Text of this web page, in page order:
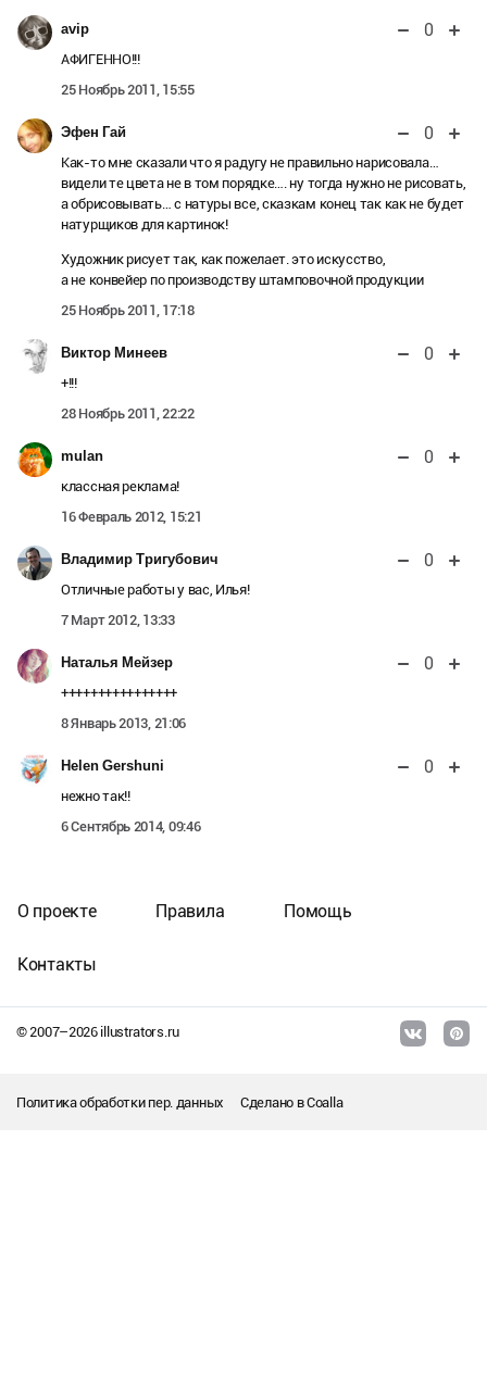
avip 0
АФИГЕННО!!!
25 Ноябрь 2011, 15:55
Эфен Гай 0
Как-то мне сказали что я радугу не правильно нарисовала…
видели те цвета не в том порядке…. ну тогда нужно не рисовать,
а обрисовывать… с натуры все, сказкам конец так как не будет
натурщиков для картинок!
Художник рисует так, как пожелает. это искусство,
а не конвейер по производству штамповочной продукции
25 Ноябрь 2011, 17:18
Виктор Минеев 0
+!!!
28 Ноябрь 2011, 22:22
mulan 0
классная реклама!
16 Февраль 2012, 15:21
Владимир Тригубович 0
Отличные работы у вас, Илья!
7 Март 2012, 13:33
Наталья Мейзер 0
++++++++++++++++
8 Январь 2013, 21:06
Helen Gershuni 0
нежно так!!
6 Сентябрь 2014, 09:46
© 2007–2026illustrators.ru
О проекте Правила Помощь
Контакты
Политика обработки пер. данных Сделано вCoalla